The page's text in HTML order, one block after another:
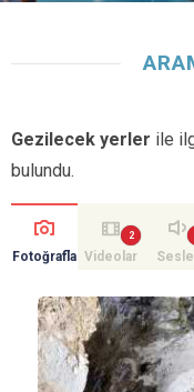
Gezilecek yerler ile
bulundu.
Fotoğrafla Videolar